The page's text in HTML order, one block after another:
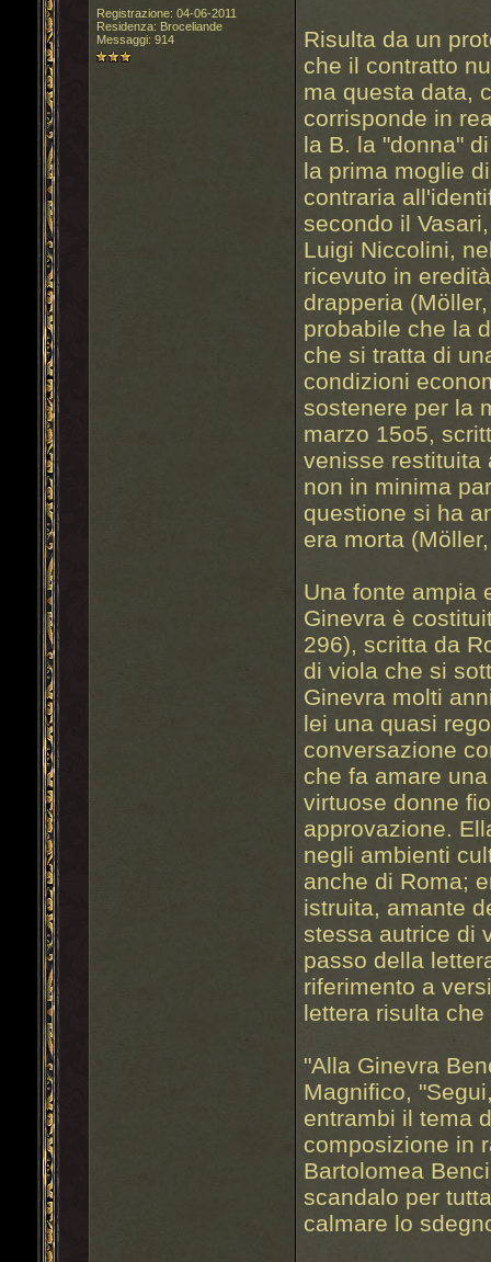
Registrazione: 04-06-2011
Residenza: Broceliande
Messaggi: 914
Risulta da un
che il contratto
ma questa data,
corrisponde in
la B. la "donna"
la prima moglie
contraria
secondo il
Luigi Niccolini,
ricevuto in
drapperia
probabile che la
che si tratta di
condizioni
sostenere per la
marzo 15o5,
venisse restituita
non in minima
questione si ha
era morta
Una fonte ampia
Ginevra è
296), scritta da
di viola che si
Ginevra molti
lei una quasi
conversazione
che fa amare
virtuose donne
approvazione.
negli ambienti
anche di Roma;
istruita, amante
stessa autrice di
passo della
riferimento a
lettera risulta
"Alla Ginevra
Magnifico,
entrambi il tema
composizione in
Bartolomea
scandalo per
calmare lo